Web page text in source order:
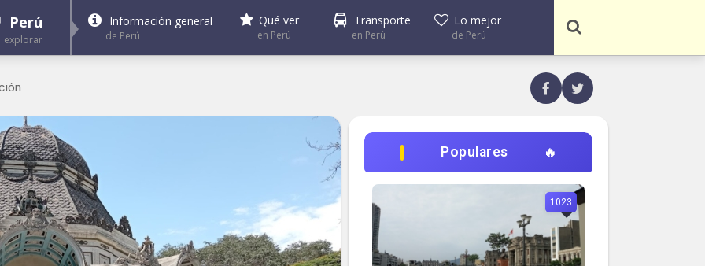
Perú
explorar
Información general
de Perú
Qué ver
en Perú
Transporte
en Perú
Lo mejor
de Perú
Populares
1023